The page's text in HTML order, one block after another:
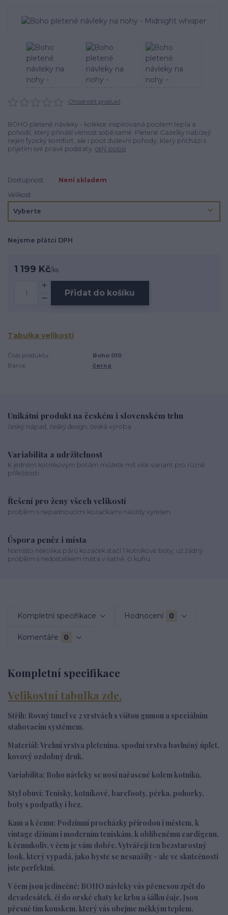
Ohodnotit produkt
BOHO pletené návleky - kolekce inspirovaná pocitem tepla a
pohodlí, který přináší věrnost sobě samé. Pletené Gazelky nabízejí
nejen fyzický komfort, ale i pocit duševní pohody, který přichází s
přijetím své pravé podstaty. celý popis
Dostupnost
Není skladem
Velikost
Nejsme plátci DPH
1 199 Kč/ks
Přidat do košíku
Tabulka velikostí
Číslo produktu:
Boho 010
Barva:
černá
Unikátní produkt na českém i slovenském trhu
český nápad, český design, česká výroba
Variabilita a udržitelnost
K jedněm kotníkovým botám můžete mít více variant pro různé
příležitosti
Řešení pro ženy všech velikostí
problém s nepadnoucími kozačkami navždy vyřešen
Úspora peněz i místa
Namísto několika párů kozaček stačí 1 kotníkové boty, už žádný
problém s nedostatkem místa v šatně, či kufru
Kompletní specifikace Hodnocení 0
Komentáře 0
Kompletní specifikace
Velikostní tabulka zde.
Střih: Rovný tunel ve 2 vrstvách s všitou gumou a speciálním
stahovacím systémem.
Materiál: Vrchní vrstva pletenina, spodní vrstva bavlněný úplet,
kovový ozdobný druk.
Variabilita: Boho návleky se nosí nařasené kolem kotníků.
Styl obuvi: Tenisky, kotníkové, barefooty, pérka, pohorky,
boty s podpatky i bez.
Kam a k čemu: Podzimní procházky přírodou i městem, k
vintage džínům i moderním teniskám, k oblíbenému cardigenu,
k čemukoliv, v čem je vám dobře. Vytvářejí ten bezstarostný
look, který vypadá, jako byste se nesnažily - ale ve skutečnosti
jste perfektní.
V čem jsou jedinečné: BOHO návleky vás přenesou zpět do
devadesátek, či do orské chaty ke krbu a šálku čaje. Jsou
přesně tím kouskem, který vás obejme měkkým teplem,